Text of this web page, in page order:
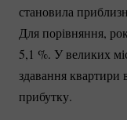
становила
Для порівняння,
5,1 %. У великих
здавання квартири
прибутку.